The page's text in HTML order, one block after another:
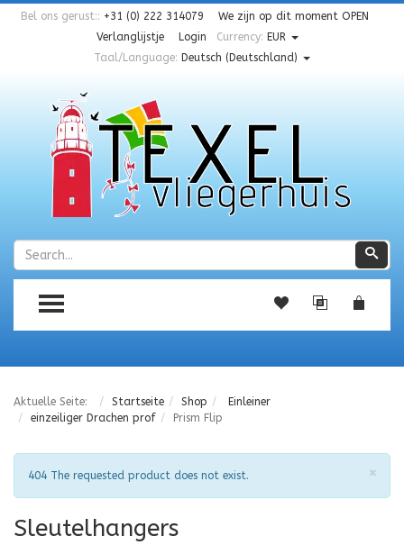
Bel ons gerust:: +31 (0) 222 314079 We zijn op dit moment OPEN
Verlanglijstje
Login Currency: EUR
Taal/Language: Deutsch (Deutschland)
Zoeken
TOGGLE MENU
Aktuelle Seite: Startseite Shop
Einleiner
einzeiliger Drachen prof
Prism Flip
×
Hinweis
404 The requested product does not exist.
Sleutelhangers